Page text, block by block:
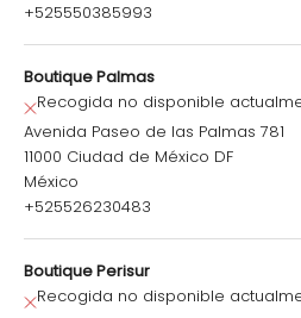
+525550385993
Boutique Palmas
Recogida no disponible
Avenida Paseo de las Palmas 781
11000 Ciudad de México DF
México
+525526230483
Boutique Perisur
Recogida no disponible